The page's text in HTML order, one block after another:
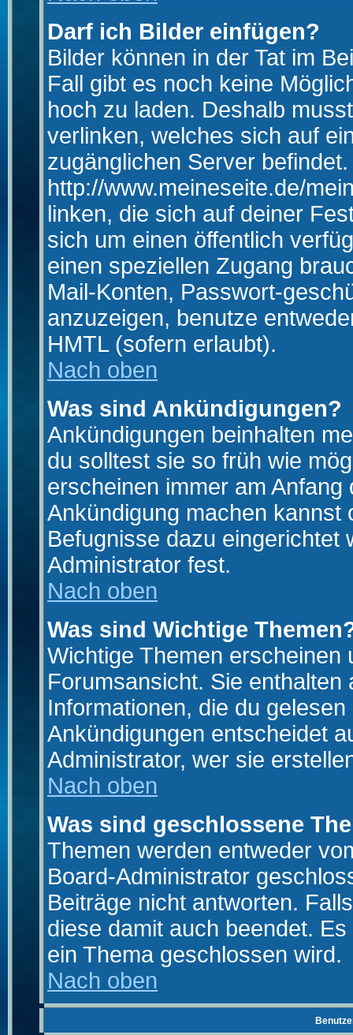
Darf ich Bilder einfügen?
Bilder können in der Tat im
Fall gibt es noch keine
hoch zu laden. Deshalb
verlinken, welches sich auf
zugänglichen Server
http://www.meineseite.de/
linken, die sich auf deiner
sich um einen öffentlich
einen speziellen Zugang
Mail-Konten, Passwort-
anzuzeigen, benutze
HMTL (sofern erlaubt).
Nach oben
Was sind Ankündigungen?
Ankündigungen beinhalten
du solltest sie so früh wie
erscheinen immer am
Ankündigung machen kannst
Befugnisse dazu eingerichtet
Administrator fest.
Nach oben
Was sind Wichtige
Wichtige Themen erscheinen
Forumsansicht. Sie
Informationen, die du
Ankündigungen entscheidet
Administrator, wer sie
Nach oben
Was sind geschlossene
Themen werden entweder
Board-Administrator
Beiträge nicht antworten.
diese damit auch beendet.
ein Thema geschlossen wird.
Nach oben